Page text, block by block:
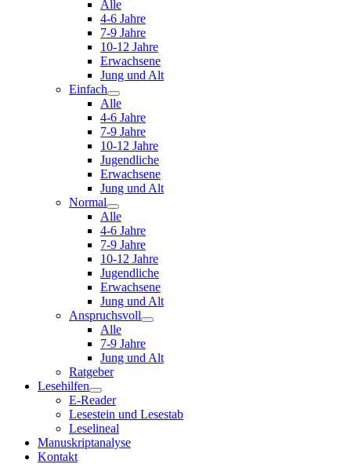
Alle
4-6 Jahre
7-9 Jahre
10-12 Jahre
Erwachsene
Jung und Alt
Einfach
Alle
4-6 Jahre
7-9 Jahre
10-12 Jahre
Jugendliche
Erwachsene
Jung und Alt
Normal
Alle
4-6 Jahre
7-9 Jahre
10-12 Jahre
Jugendliche
Erwachsene
Jung und Alt
Anspruchsvoll
Alle
7-9 Jahre
Jung und Alt
Ratgeber
Lesehilfen
E-Reader
Lesestein und Lesestab
Leselineal
Manuskriptanalyse
Kontakt